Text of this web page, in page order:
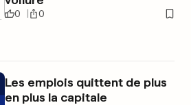
0 0
Les emplois quittent de plus
en plus la capitale